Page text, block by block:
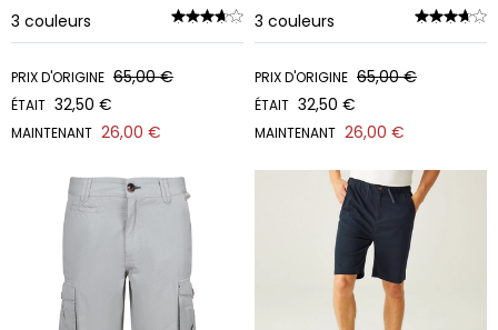
3 couleurs
PRIX D'ORIGINE 65,00 €
ÉTAIT 32,50 €
MAINTENANT 26,00 €
3 couleurs
PRIX D'ORIGINE 65,00 €
ÉTAIT 32,50 €
MAINTENANT 26,00 €